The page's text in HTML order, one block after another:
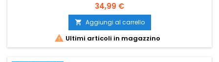
Prezzo
34,99 €
 Aggiungi al carrello
 Ultimi articoli in magazzino